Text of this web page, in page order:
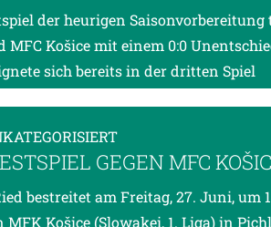
der heurigen Saisonvorbereitung
MFC Košice mit einem 0:0
sich bereits in der dritten Spiel
GEGEN MFC
bestreitet am Freitag, 27. Juni, um
MFK Košice (Slowakei, 1. Liga) in